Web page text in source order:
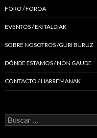
FORO / FOROA
EVENTOS / EKITALDIAK
SOBRE NOSOTROS /GURI BURUZ
DÓNDE ESTAMOS / NON GAUDE
CONTACTO / HARREMANAK
Buscar: